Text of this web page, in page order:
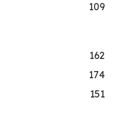
109
162
174
151